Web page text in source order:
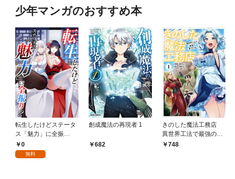
少年マンガのおすすめ本
転生したけどステータ
ス「魅力」に全振
り！？(1)
0
無料
創成魔法の再現者 1
682
きのした魔法工務店
異世界工法で最強の家
づくりを（コミック）
748